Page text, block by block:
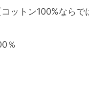
ットン100%なら
％